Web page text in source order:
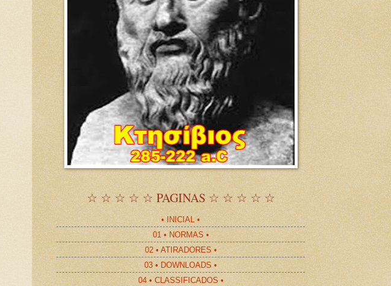
☆ ☆ ☆ ☆ ☆ PAGINAS ☆ ☆ ☆ ☆ ☆
• INICIAL •
01 • NORMAS •
02 • ATIRADORES •
03 • DOWNLOADS •
04 • CLASSIFICADOS •